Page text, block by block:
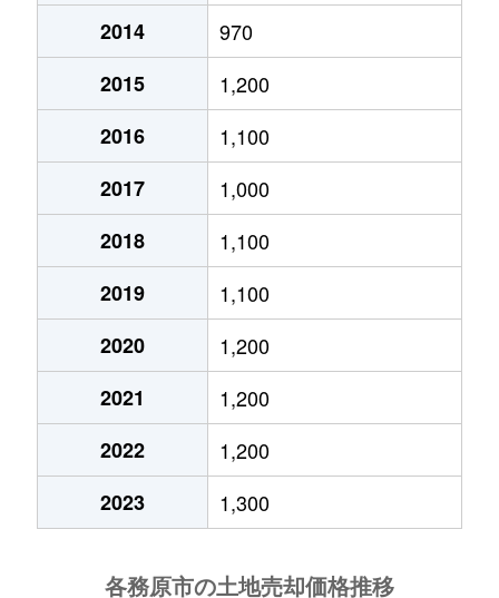
鵜沼三ツ池町 1,600万円
鵜沼三ツ池町
1,600万円
鵜沼三ツ池町
690万円
鵜沼三ツ池町
6,200万円
鵜沼南町
2,100万円
鵜沼南町
1,300万円
鵜沼南町
1,200万円
鵜沼山崎町
4,400万円
鵜沼山崎町
1,500万円
鵜沼山崎町
4,000万円
大佐野町
1,900万円
新那加
2014
970
2015
1,200
2016
1,100
2017
1,000
2018
1,100
2019
1,100
2020
1,200
2021
1,200
2022
1,200
2023
1,300